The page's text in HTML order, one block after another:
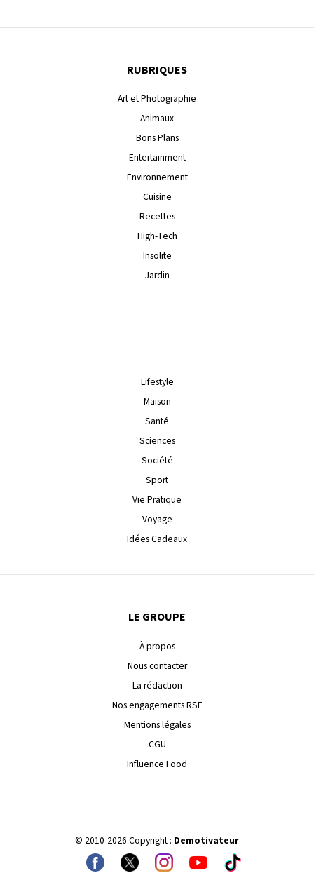
RUBRIQUES
Art et Photographie
Animaux
Bons Plans
Entertainment
Environnement
Cuisine
Recettes
High-Tech
Insolite
Jardin
Lifestyle
Maison
Santé
Sciences
Société
Sport
Vie Pratique
Voyage
Idées Cadeaux
LE GROUPE
À propos
Nous contacter
La rédaction
Nos engagements RSE
Mentions légales
CGU
Influence Food
© 2010-2026 Copyright : Demotivateur